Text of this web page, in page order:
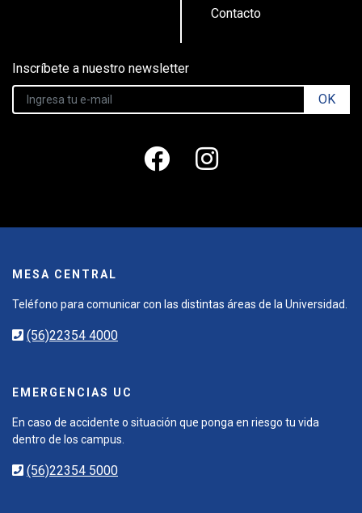
Contacto
Inscríbete a nuestro newsletter
OK
MESA CENTRAL
Teléfono para comunicar con las distintas áreas de la Universidad.
(56)22354 4000
EMERGENCIAS UC
En caso de accidente o situación que ponga en riesgo tu vida
dentro de los campus.
(56)22354 5000